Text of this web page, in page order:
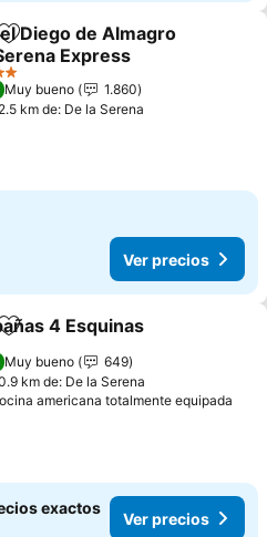
Agregar a favoritos
Diego de Almagro
Express
Muy bueno
1.860
km de: De la Serena
Ver precios
Agregar a favoritos
4 Esquinas
Muy bueno
649
km de: De la Serena
americana totalmente equipada
exactos
Ver precios